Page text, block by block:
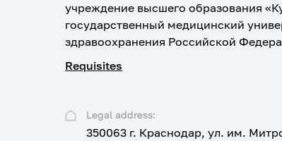
учреждение высшего образования
государственный медицинский
здравоохранения Российской
Requisites
Legal address:
350063 г. Краснодар, ул. им.